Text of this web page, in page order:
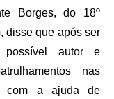
Borges, do 18º
disse que após ser
possível autor e
nas
com a ajuda de